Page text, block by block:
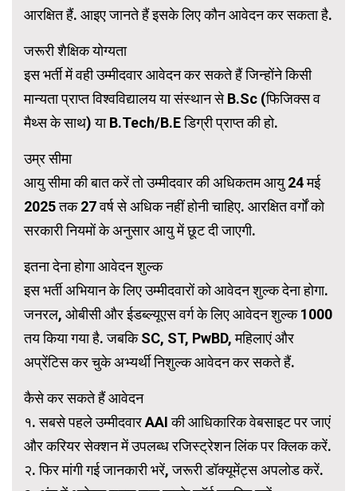
आरक्षित हैं. आइए जानते हैं इसके लिए कौन आवेदन कर सकता है.
जरूरी शैक्षिक योग्यता
इस भर्ती में वही उम्मीदवार आवेदन कर सकते हैं जिन्होंने किसी
मान्यता प्राप्त विश्वविद्यालय या संस्थान से B.Sc (फिजिक्स व
मैथ्स के साथ) या B.Tech/B.E डिग्री प्राप्त की हो.
उम्र सीमा
आयु सीमा की बात करें तो उम्मीदवार की अधिकतम आयु 24 मई
2025 तक 27 वर्ष से अधिक नहीं होनी चाहिए. आरक्षित वर्गों को
सरकारी नियमों के अनुसार आयु में छूट दी जाएगी.
इतना देना होगा आवेदन शुल्क
इस भर्ती अभियान के लिए उम्मीदवारों को आवेदन शुल्क देना होगा.
जनरल, ओबीसी और ईडब्ल्यूएस वर्ग के लिए आवेदन शुल्क 1000
तय किया गया है. जबकि SC, ST, PwBD, महिलाएं और
अप्रेंटिस कर चुके अभ्यर्थी निशुल्क आवेदन कर सकते हैं.
कैसे कर सकते हैं आवेदन
१. सबसे पहले उम्मीदवार AAI की आधिकारिक वेबसाइट पर जाएं
और करियर सेक्शन में उपलब्ध रजिस्ट्रेशन लिंक पर क्लिक करें.
२. फिर मांगी गई जानकारी भरें, जरूरी डॉक्यूमेंट्स अपलोड करें.